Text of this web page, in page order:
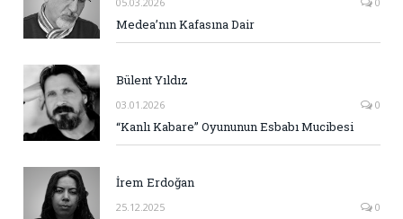
Medea’nın Kafasına Dair
Bülent Yıldız
03.01.2026 0
“Kanlı Kabare” Oyununun Esbabı Mucibesi
İrem Erdoğan
25.12.2025 0